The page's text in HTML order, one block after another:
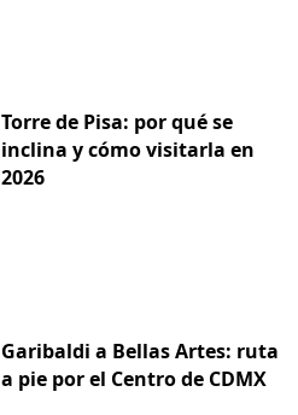
Torre de Pisa: por qué se
inclina y cómo visitarla en
2026
Garibaldi a Bellas Artes: ruta
a pie por el Centro de CDMX